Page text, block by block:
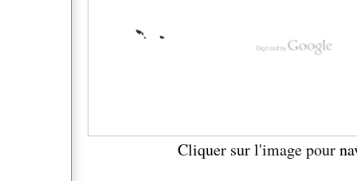
Cliquer sur l'image pour